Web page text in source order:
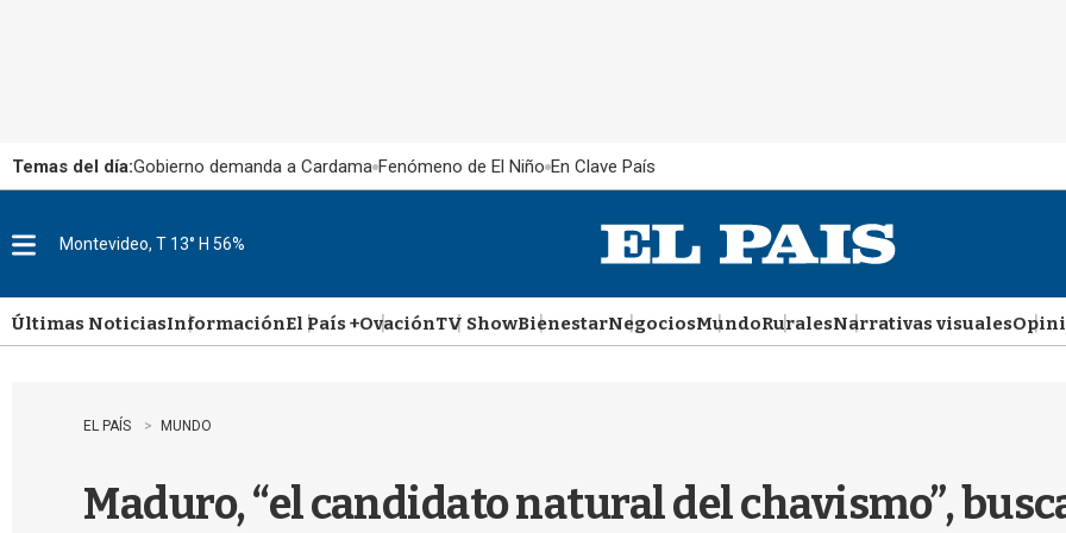
Temas del día:Gobierno demanda a Cardama Fenómeno de El Niño En Clave País
u
Montevideo, T 13° H 56%
Últimas NoticiasInformaciónEl País +OvaciónTV ShowBienestarNegociosMundoRuralesNarrativas visuales
EL PAÍS MUNDO
Maduro, “el candidato natural del chavismo”,